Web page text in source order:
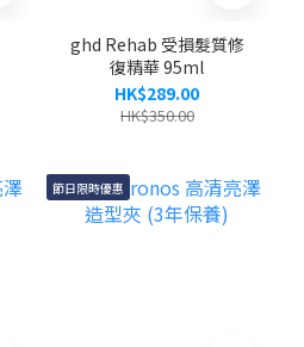
ghd Rehab 受損髮質修
復精華 95ml
HK$289.00
HK$350.00
節日限時優惠